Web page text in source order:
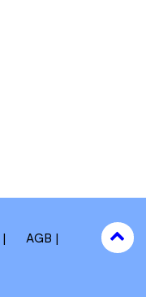
AGB
to
top